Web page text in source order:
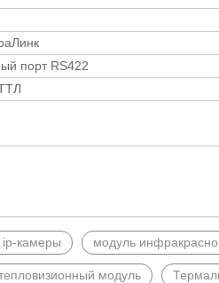
порт RS422
ip-камеры модуль
модуль